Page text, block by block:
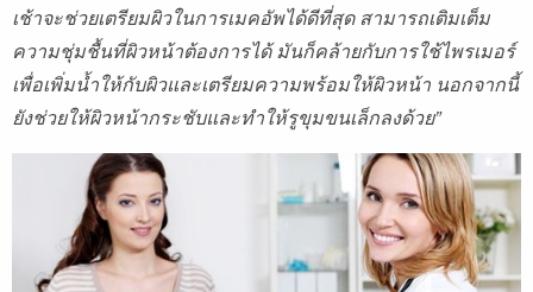
เช้าจะช่วยเตรียมผิวในการเมคอัพได้ดีที่สุด สามารถเติมเต็ม
ความชุ่มชื้นที่ผิวหน้าต้องการได้ มันก็คล้ายกับการใช้ไพรเมอร์
เพื่อเพิ่มน้ำให้กับผิวและเตรียมความพร้อมให้ผิวหน้า นอกจากนี้
ยังช่วยให้ผิวหน้ากระชับและทำให้รูขุมขนเล็กลงด้วย”